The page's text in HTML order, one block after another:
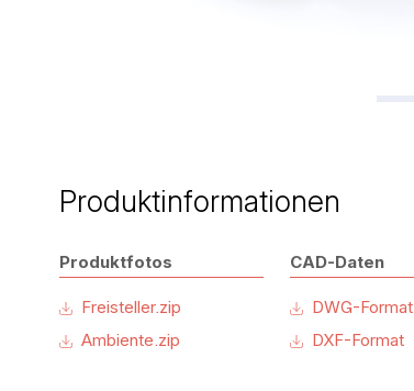
Produktinformationen
Produktfotos
Freisteller.zip
Ambiente.zip
CAD-Daten
DWG-Format
DXF-Format